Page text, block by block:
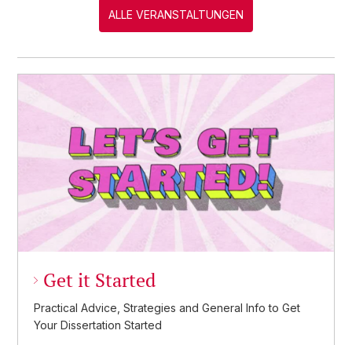
ALLE VERANSTALTUNGEN
Get it Started
Practical Advice, Strategies and General Info to Get
Your Dissertation Started